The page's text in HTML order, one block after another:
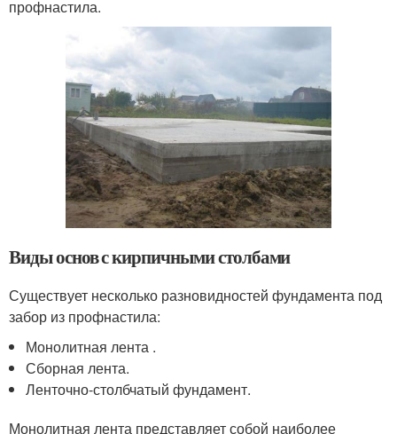
профнастила.
Виды основ с кирпичными столбами
Существует несколько разновидностей фундамента под
забор из профнастила:
Монолитная лента .
Сборная лента.
Ленточно-столбчатый фундамент.
Монолитная лента представляет собой наиболее